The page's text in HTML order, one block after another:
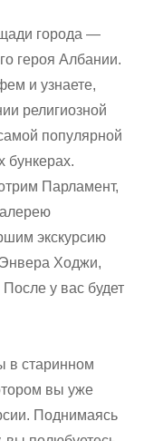
города —
героя Албании.
и узнаете,
религиозной
популярной
бункерах.
Парламент,
экскурсию
Энвера Ходжи,
у вас будет
в старинном
вы уже
Поднимаясь